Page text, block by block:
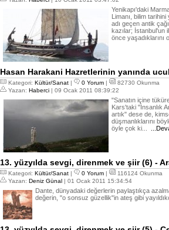
Yenikapı'daki
Limanı, bilim
adı geçen antik
kazılar; İstanbul'un
önce
Hasan Harakani Hazretlerinin yanında
Kategori: Kültür/Sanat | 0 Yorum |
82730 Okunma
Yazan: Haberci | 09 Ocak 2011 08:39:22
"Sanatın içine
Kars'taki "İnsanlık
artık" dese de,
düşmanlıklarını
öyle çok ki...
13. yüzyılda sevgi, direnmek ve şiir (6) -
Kategori: Kültür/Sanat | 0 Yorum |
116124 Okunma
Yazan: Deniz Günal | 01 Ocak 2011 15:34:54
Dante, dünyadaki değerlerin paylaştıkça
değerin, "o sonsuz güzellik"in ateş gibi